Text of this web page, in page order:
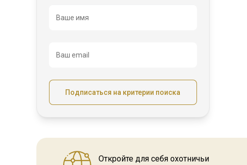
Название
Ваше имя
Ваш email
Подписаться на критерии поиска
Откройте для себя охотничьи